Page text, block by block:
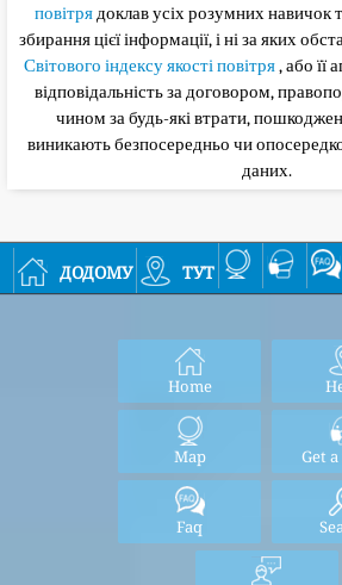
повітрядоклав усіх розумних навичок
збирання цієї інформації, і ні за яких
Світового індексу якості повітря, або її
відповідальність за договором,
чином за будь-які втрати,
виникають безпосередньо чи
даних.
додому тут
Home
Map Get
Faq